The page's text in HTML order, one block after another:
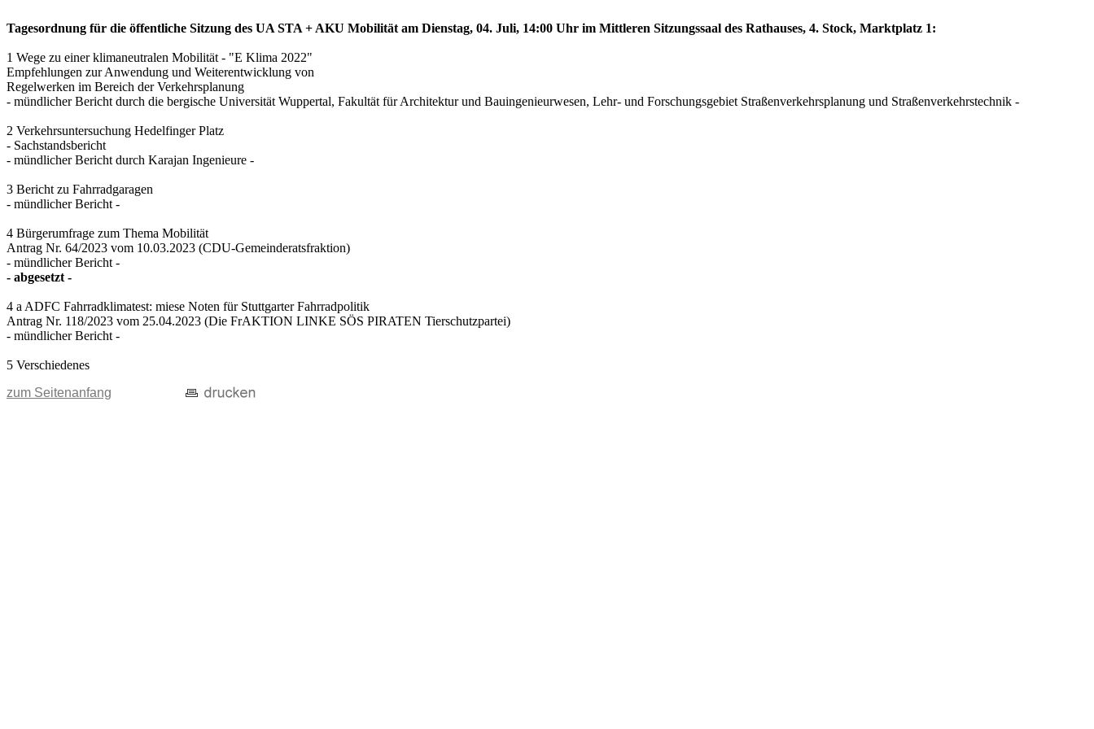
Tagesordnung für die öffentliche Sitzung des UA STA + AKU Mobilität am Dienstag, 04. Juli, 14:00 Uhr im Mittleren Sitzungssaal des Rathauses, 4. Stock, Marktplatz 1:
1 Wege zu einer klimaneutralen Mobilität - "E Klima 2022"
Empfehlungen zur Anwendung und Weiterentwicklung von
Regelwerken im Bereich der Verkehrsplanung
- mündlicher Bericht durch die bergische Universität Wuppertal, Fakultät für Architektur und Bauingenieurwesen, Lehr- und Forschungsgebiet Straßenverkehrsplanung und Straßenverkehrstechnik -
2 Verkehrsuntersuchung Hedelfinger Platz
- Sachstandsbericht
- mündlicher Bericht durch Karajan Ingenieure -
3 Bericht zu Fahrradgaragen
- mündlicher Bericht -
4 Bürgerumfrage zum Thema Mobilität
Antrag Nr. 64/2023 vom 10.03.2023 (CDU-Gemeinderatsfraktion)
- mündlicher Bericht -
- abgesetzt -
4 a ADFC Fahrradklimatest: miese Noten für Stuttgarter Fahrradpolitik
Antrag Nr. 118/2023 vom 25.04.2023 (Die FrAKTION LINKE SÖS PIRATEN Tierschutzpartei)
- mündlicher Bericht -
5 Verschiedenes
zum Seitenanfang